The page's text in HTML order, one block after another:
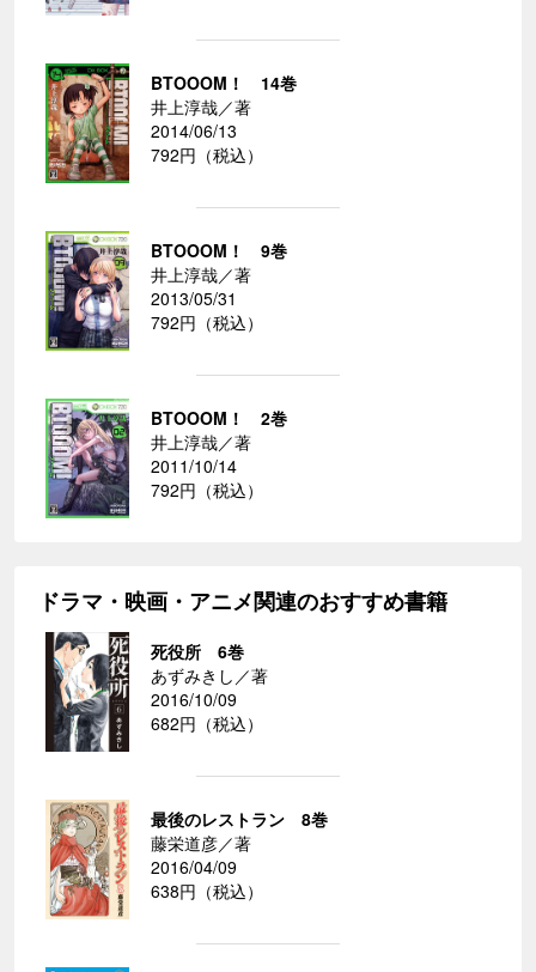
BTOOOM！ 14巻
井上淳哉／著
2014/06/13
792円（税込）
BTOOOM！ 9巻
井上淳哉／著
2013/05/31
792円（税込）
BTOOOM！ 2巻
井上淳哉／著
2011/10/14
792円（税込）
ドラマ・映画・アニメ関連のおすすめ書籍
死役所 6巻
あずみきし／著
2016/10/09
682円（税込）
最後のレストラン 8巻
藤栄道彦／著
2016/04/09
638円（税込）